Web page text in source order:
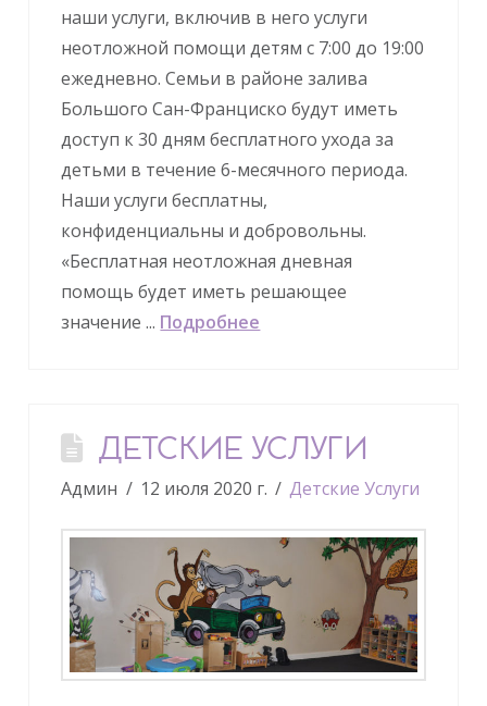
наши услуги, включив в него услуги
неотложной помощи детям с 7:00 до 19:00
ежедневно. Семьи в районе залива
Большого Сан-Франциско будут иметь
доступ к 30 дням бесплатного ухода за
детьми в течение 6-месячного периода.
Наши услуги бесплатны,
конфиденциальны и добровольны.
«Бесплатная неотложная дневная
помощь будет иметь решающее
значение ... Подробнее
ДЕТСКИЕ УСЛУГИ
Админ 12 июля 2020 г. Детские Услуги